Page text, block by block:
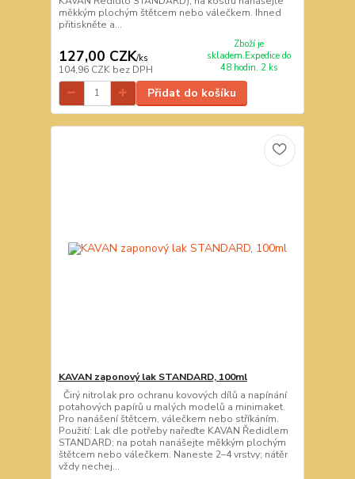
měkkým plochým štětcem nebo válečkem. Ihned
přitiskněte a...
127,00 CZK/ks
104,96 CZK bez DPH
Zboží je
skladem.Expedice do
48 hodin. 2 ks
Přidat do košíku
KAVAN zaponový lak STANDARD, 100ml
Čirý nitrolak pro ochranu kovových dílů a napínání
potahových papírů u malých modelů a minimaket.
Pro nanášení štětcem, válečkem nebo stříkáním.
Použití: Lak dle potřeby nařeďte KAVAN Ředidlem
STANDARD; na potah nanášejte měkkým plochým
štětcem nebo válečkem. Naneste 2–4 vrstvy; nátěr
vždy nechej...